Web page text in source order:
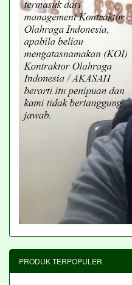
PRODUK TERPOPULER